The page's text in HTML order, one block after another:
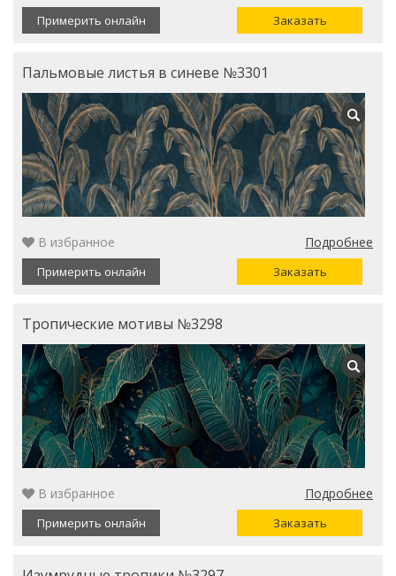
Примерить онлайн Заказать
Пальмовые листья в синеве №3301
В избранное Подробнее
Примерить онлайн Заказать
Тропические мотивы №3298
В избранное Подробнее
Примерить онлайн Заказать